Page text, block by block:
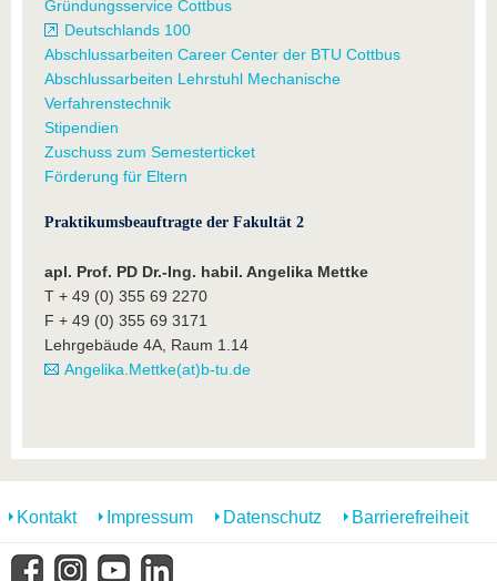
Gründungsservice Cottbus
Deutschlands 100
Abschlussarbeiten Career Center der BTU Cottbus
Abschlussarbeiten Lehrstuhl Mechanische
Verfahrenstechnik
Stipendien
Zuschuss zum Semesterticket
Förderung für Eltern
Praktikumsbeauftragte der Fakultät 2
apl. Prof. PD Dr.-Ing. habil. Angelika Mettke
T + 49 (0) 355 69 2270
F + 49 (0) 355 69 3171
Lehrgebäude 4A, Raum 1.14
Angelika.Mettke(at)b-tu.de
Kontakt Impressum Datenschutz Barrierefreiheit